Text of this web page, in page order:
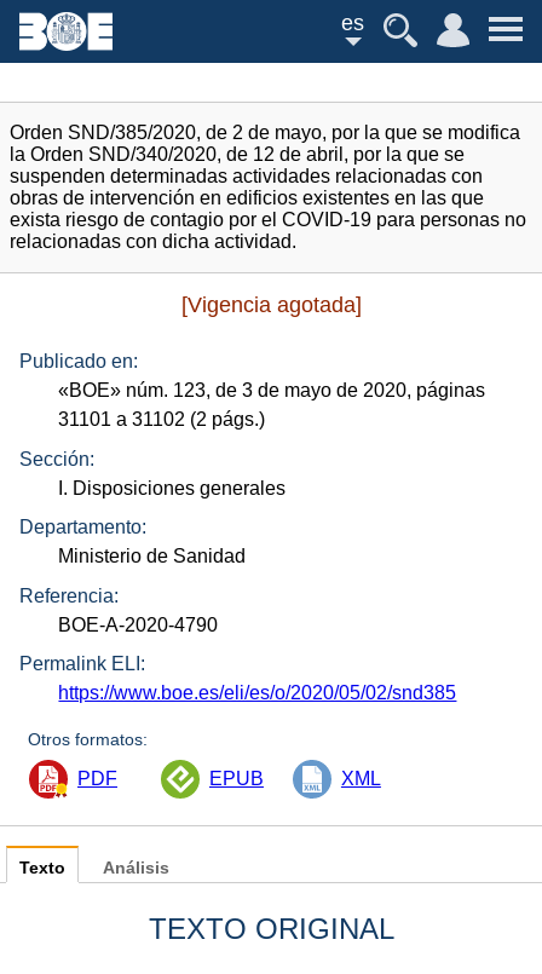
es
Orden SND/385/2020, de 2 de mayo, por la que se modifica
la Orden SND/340/2020, de 12 de abril, por la que se
suspenden determinadas actividades relacionadas con
obras de intervención en edificios existentes en las que
exista riesgo de contagio por el COVID-19 para personas no
relacionadas con dicha actividad.
[Vigencia agotada]
Publicado en:
«BOE» núm. 123, de 3 de mayo de 2020, páginas
31101 a 31102 (2 págs.)
Sección:
I. Disposiciones generales
Departamento:
Ministerio de Sanidad
Referencia:
BOE-A-2020-4790
Permalink ELI:
https://www.boe.es/eli/es/o/2020/05/02/snd385
Otros formatos:
PDF EPUB XML
Texto
TEXTO ORIGINAL
Análisis